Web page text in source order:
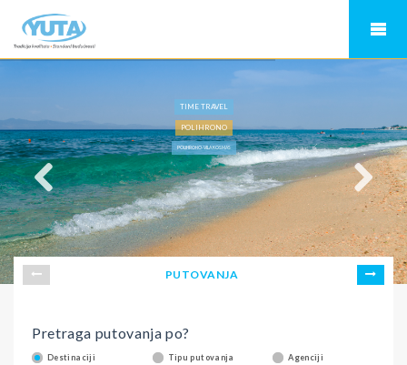
TIME TRAVEL
POLIHRONO
POLIHRONO-VILA KOSMAS
PUTOVANJA
Pretraga putovanja po?
Destinaciji Tipu putovanja Agenciji